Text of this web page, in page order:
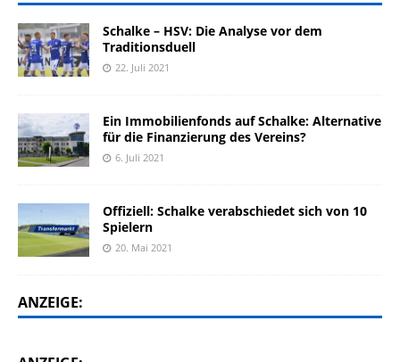
Schalke – HSV: Die Analyse vor dem
Traditionsduell
22. Juli 2021
Ein Immobilienfonds auf Schalke: Alternative
für die Finanzierung des Vereins?
6. Juli 2021
Offiziell: Schalke verabschiedet sich von 10
Spielern
20. Mai 2021
ANZEIGE: